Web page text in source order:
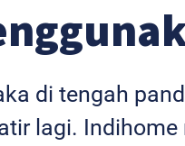
di tengah
lagi.